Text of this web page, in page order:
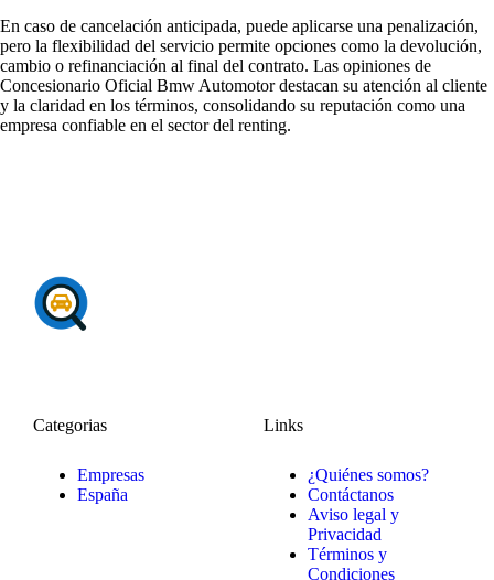
En caso de cancelación anticipada, puede aplicarse una penalización,
pero la flexibilidad del servicio permite opciones como la devolución,
cambio o refinanciación al final del contrato. Las opiniones de
Concesionario Oficial Bmw Automotordestacan su atención al cliente
y la claridad en los términos, consolidando su reputación como una
empresa confiable en el sector del renting.
Categorias
Empresas
España
Links
¿Quiénes somos?
Contáctanos
Aviso legal y
Privacidad
Términos y
Condiciones